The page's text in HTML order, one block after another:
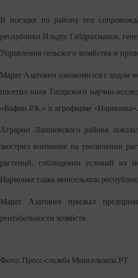
В поездке по району его
республики Ильдус Габдрахманов,
Управления сельского хозяйства и
Марат Азатович ознакомился с ходом
посетил поля Татарского научно-
«Вафин Р.К.» и агрофирме «Нармонка».
Аграрии Лаишевского района
заострил внимание на увеличении
растений, соблюдении условий их
Нармонке глава минсельхоза
Марат Азатович призвал
рентабельности хозяйств.
Фото: Пресс-служба Минсельхоза РТ